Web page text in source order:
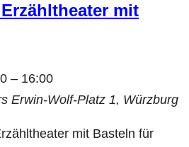
mit
– 16:00
Erwin-Wolf-Platz 1, Würzburg
mit Basteln für